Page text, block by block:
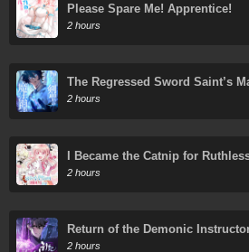
Please Spare Me! Apprentice!
2 hours
The Regressed Sword Saint’s
2 hours
I Became the Catnip for
2 hours
Return of the Demonic
2 hours